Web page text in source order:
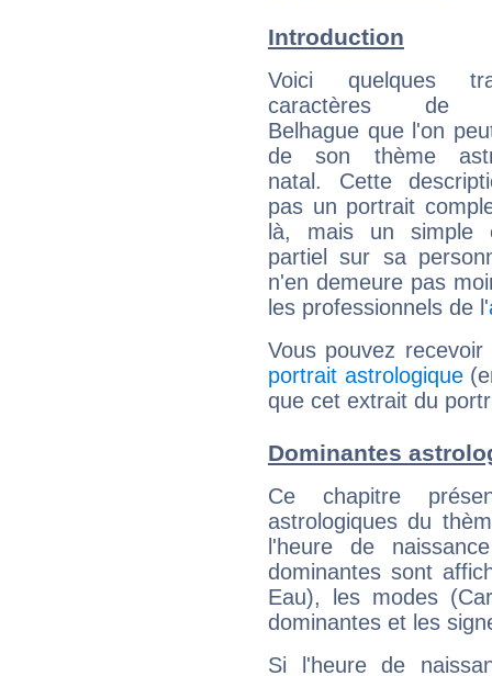
Introduction
Voici quelques
caractères de
Belhague que l'on
de son thème
natal. Cette
pas un portrait
là, mais un simple
partiel sur sa
n'en demeure pas
les professionnels de l'
Vous pouvez
portrait astrologique
que cet extrait du
Dominantes
Ce chapitre
astrologiques du
l'heure de
dominantes sont
Eau), les modes
dominantes et les
Si l'heure de